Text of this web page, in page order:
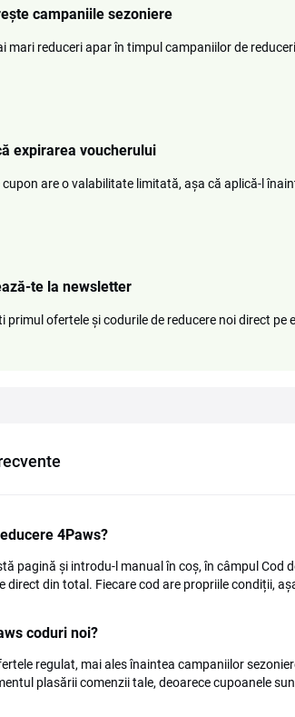
campaniile sezoniere
mari reduceri apar în timpul campaniilor de
expirarea voucherului
cupon are o valabilitate limitată, așa că aplică-l
te la newsletter
primul ofertele și codurile de reducere noi direct pe
4Paws?
pagină și introdu-l manual în coș, în câmpul Cod
direct din total. Fiecare cod are propriile condiții,
coduri noi?
regulat, mai ales înaintea campaniilor
plasării comenzii tale, deoarece cupoanele